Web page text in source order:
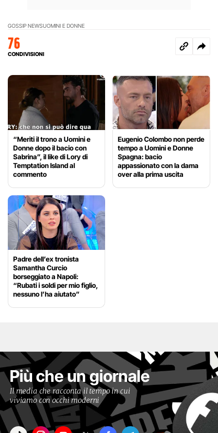
GOSSIP NEWSUOMINI E DONNE
76
CONDIVISIONI
“Meriti il trono a Uomini e
Donne dopo il bacio con
Sabrina”, il like di Lory di
Temptation Island al
commento
Eugenio Colombo non perde
tempo a Uomini e Donne
Spagna: bacio
appassionato con la dama
over alla prima uscita
Padre dell’ex tronista
Samantha Curcio
borseggiato a Napoli:
“Rubati i soldi per mio figlio,
nessuno l’ha aiutato”
Più che un giornale
Il media che racconta il tempo in cui
viviamo con occhi moderni